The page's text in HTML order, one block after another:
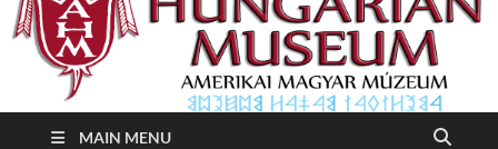
MAIN MENU